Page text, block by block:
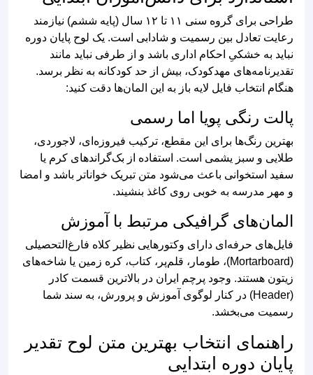
نباید به خشکیِ احکام اداری باشد و از طرفی نباید مانند
تقدیرنامه‌های مهدکودک، بیش از حد کودکانه به نظر برسد.
هنگام انتخاب فایل لایه باز به این المان‌ها دقت کنید:
پالت رنگی پویا اما رسمی
بهترین رنگ‌ها برای این مقطع، ترکیب فیروزه‌ای، لاجوردی،
طلایی و سبز یشمی است. استفاده از بک‌گراندهای کرم یا
سفید استخوانی باعث می‌شود متن تبریک خواناتر باشد و امضا
و مهر مدرسه به خوبی روی کاغذ بنشیند.
المان‌های گرافیکی مرتبط با آموزش
فایل‌های حرفه‌ای دارای وکتورهایی نظیر کلاه فارغ‌التحصیلی
(Mortarboard)، طومار، قلم‌پر، کتاب، کره زمین یا شاخه‌های
زیتون هستند. وجود پرچم ایران در بالاترین قسمت کادر
(Header) در کنار لوگوی آموزش و پرورش، به سند شما
رسمیت می‌بخشد.
راهنمای انتخاب بهترین متن لوح تقدیر
پایان دوره ابتدایی
متنتقدیرنامه
باید احساس موفقیت، عبور از یک مرحله مهم
زندگی و انگیزه برای ورود به مقطع متوسطه را در دانش‌آموز